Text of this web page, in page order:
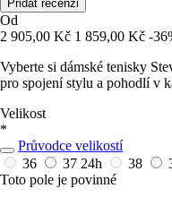
Přidat recenzi
Od
2 905,00 Kč 1 859,00 Kč -
Vyberte si dámské tenisky
pro spojení stylu a pohodlí v
Velikost
*
Průvodce velikostí
36
37 24h 38
Toto pole je povinné